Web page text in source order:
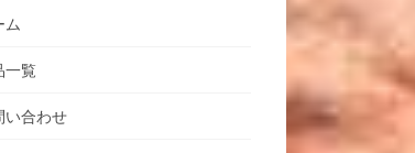
ム
一覧
い合わせ